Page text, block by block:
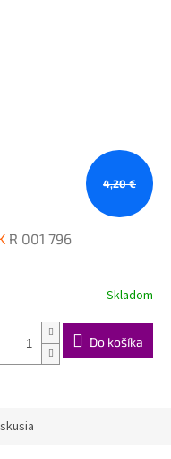
4,20 €
R 001 796
Skladom
Do košíka